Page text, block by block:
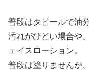
普段はタピールで油
汚れがひどい場合や
ェイスローション。
普段は塗りませんが